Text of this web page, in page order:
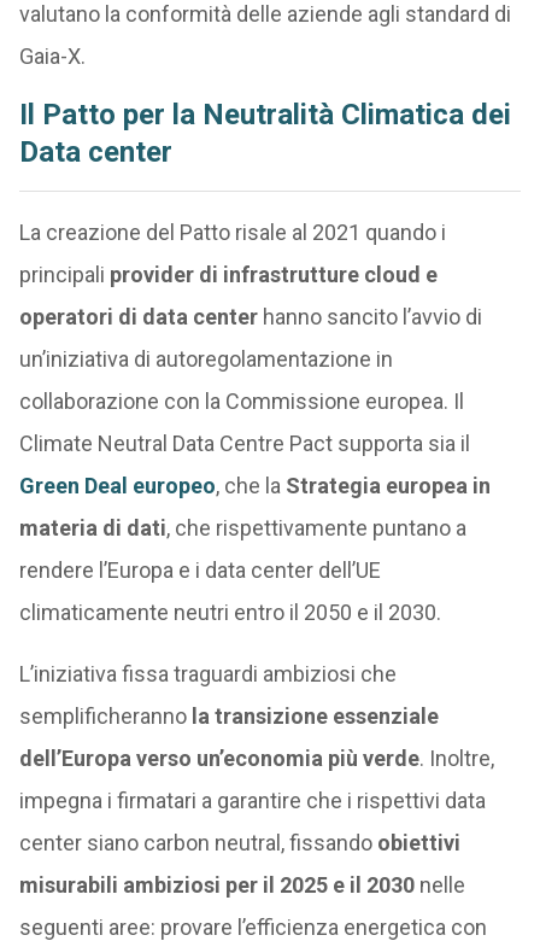
valutano la conformità delle aziende agli standard di
Gaia-X.
Il Patto per la Neutralità Climatica dei
Data center
La creazione del Patto risale al 2021 quando i
principali provider di infrastrutture cloud e
operatori di data center hanno sancito l’avvio di
un’iniziativa di autoregolamentazione in
collaborazione con la Commissione europea. Il
Climate Neutral Data Centre Pact supporta sia il
Green Deal europeo, che la Strategia europea in
materia di dati, che rispettivamente puntano a
rendere l’Europa e i data center dell’UE
climaticamente neutri entro il 2050 e il 2030.
L’iniziativa fissa traguardi ambiziosi che
semplificherannola transizione essenziale
dell’Europa verso un’economia più verde. Inoltre,
impegna i firmatari a garantire che i rispettivi data
center siano carbon neutral, fissando obiettivi
misurabili ambiziosi per il 2025 e il 2030nelle
seguenti aree: provare l’efficienza energetica con